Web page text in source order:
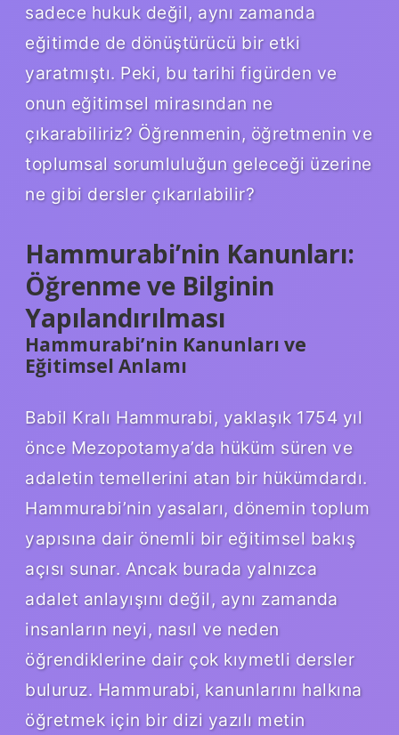
sadece hukuk değil, aynı zamanda
eğitimde de dönüştürücü bir etki
yaratmıştı. Peki, bu tarihi figürden ve
onun eğitimsel mirasından ne
çıkarabiliriz? Öğrenmenin, öğretmenin ve
toplumsal sorumluluğun geleceği üzerine
ne gibi dersler çıkarılabilir?
Hammurabi’nin Kanunları:
Öğrenme ve Bilginin
Yapılandırılması
Hammurabi’nin Kanunları ve
Eğitimsel Anlamı
Babil Kralı Hammurabi, yaklaşık 1754 yıl
önce Mezopotamya’da hüküm süren ve
adaletin temellerini atan bir hükümdardı.
Hammurabi’nin yasaları, dönemin toplum
yapısına dair önemli bir eğitimsel bakış
açısı sunar. Ancak burada yalnızca
adalet anlayışını değil, aynı zamanda
insanların neyi, nasıl ve neden
öğrendiklerine dair çok kıymetli dersler
buluruz. Hammurabi, kanunlarını halkına
öğretmek için bir dizi yazılı metin